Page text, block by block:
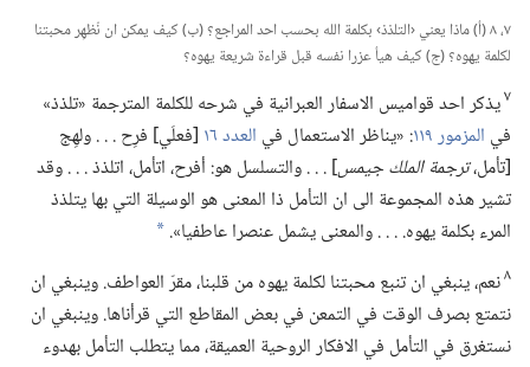
٧،‏ ٨ (‏أ)‏ ماذا يعني ‹التلذذ› بكلمة الله بحسب احد المراجع؟‏ (‏ب)‏ كيف يمكن ان نُظهِر محبتنا
لكلمة يهوه؟‏ (‏ج)‏ كيف هيأ عزرا نفسه قبل قراءة شريعة يهوه؟‏
٧يذكر احد قواميس الاسفار العبرانية في شرحه للكلمة المترجمة «تلذذ»
في المزمور ١١٩ ‏:‏ «يناظر الاستعمال في العدد ١٦
[فعلَي] فرِح .‏ .‏ .‏ ولهِج
[تأمل،‏ترجمة الملك جيمس‏] .‏ .‏ .‏ والتسلسل هو:‏ أفرح،‏ اتأمل،‏ اتلذذ .‏ .‏ .‏ وقد
تشير هذه المجموعة الى ان التأمل ذا المعنى هو الوسيلة التي بها يتلذذ
المرء بكلمة يهوه.‏ .‏ .‏ .‏ والمعنى يشمل عنصرا عاطفيا».‏ *
٨نعم،‏ ينبغي ان تنبع محبتنا لكلمة يهوه من قلبنا،‏ مقرّ العواطف.‏ وينبغي ان
نتمتع بصرف الوقت في التمعن في بعض المقاطع التي قرأناها.‏ وينبغي ان
نستغرق في التأمل في الافكار الروحية العميقة،‏ مما يتطلب التأمل بهدوء